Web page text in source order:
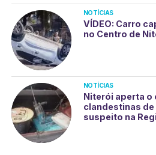
NOTÍCIAS
VÍDEO: Carro
no Centro de
NOTÍCIAS
Niterói aperta o
clandestinas
suspeito na